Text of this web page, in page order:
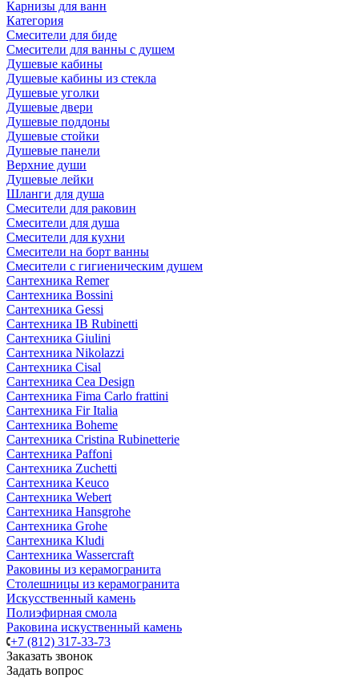
Карнизы для ванн
Категория
Смесители для биде
Смесители для ванны с душем
Душевые кабины
Душевые кабины из стекла
Душевые уголки
Душевые двери
Душевые поддоны
Душевые стойки
Душевые панели
Верхние души
Душевые лейки
Шланги для душа
Смесители для раковин
Смесители для душа
Смесители для кухни
Смесители на борт ванны
Смесители с гигиеническим душем
Сантехника Remer
Сантехника Bossini
Сантехника Gessi
Сантехника IB Rubinetti
Сантехника Giulini
Сантехника Nikolazzi
Сантехника Cisal
Сантехника Cea Design
Сантехника Fima Carlo frattini
Сантехника Fir Italia
Сантехника Boheme
Сантехника Cristina Rubinetterie
Сантехника Paffoni
Сантехника Zuchetti
Сантехника Keuco
Сантехника Webert
Сантехника Hansgrohe
Сантехника Grohe
Сантехника Kludi
Сантехника Wassercraft
Раковины из керамогранита
Столешницы из керамогранита
Искусственный камень
Полиэфирная смола
Раковина искуственный камень
+7 (812) 317-33-73
Заказать звонок
Задать вопрос